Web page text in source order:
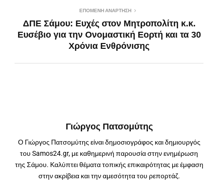
ΕΠΌΜΕΝΗ ΑΝΆΡΤΗΣΗ
ΔΠΕ Σάμου: Ευχές στον Μητροπολίτη κ.κ.
Ευσέβιο για την Ονομαστική Εορτή και τα 30
Χρόνια Ενθρόνισης
Γιώργος Πατσομύτης
Ο Γιώργος Πατσομύτης είναι δημοσιογράφος και δημιουργός
του Samos24.gr, με καθημερινή παρουσία στην ενημέρωση
της Σάμου. Καλύπτει θέματα τοπικής επικαιρότητας με έμφαση
στην ακρίβεια και την αμεσότητα του ρεπορτάζ.